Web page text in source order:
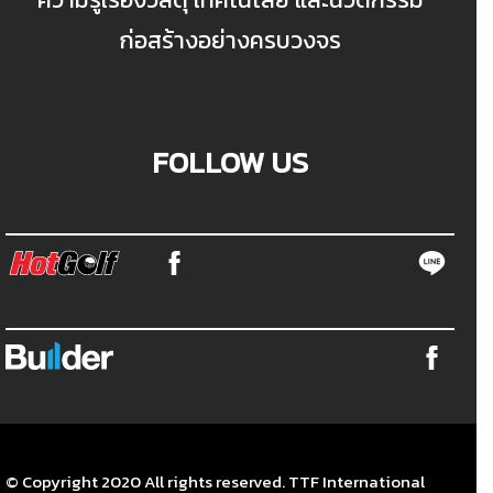
ก่อสร้างอย่างครบวงจร
FOLLOW US
© Copyright 2020 All rights reserved. TTF International